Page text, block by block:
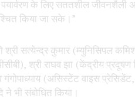
के लिए सततशील जीवनशैली
किया जा सके।”
सत्येन्द्र कुमार (म्युनिसिपल
श्री राघव झा (केंद्रीय
(असिस्टेंट वाइस
भी संबोधित किया।